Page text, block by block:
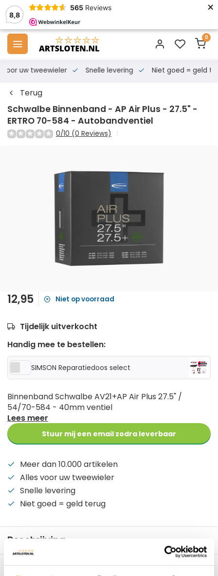
8,8
565 Reviews ×
0
voor uw tweewieler Snelle levering Niet goed = geld
Terug
Schwalbe Binnenband - AP Air Plus - 27.5" -
ERTRO 70-584 - Autobandventiel
0/10 (0 Reviews)
12,95 Niet op voorraad
Tijdelijk uitverkocht
Handig mee te bestellen:
SIMSON Reparatiedoos select
Binnenband Schwalbe AV21+AP Air Plus 27.5" /
54/70-584 - 40mm ventiel
Lees meer
Stuur mij een email zodra leverbaar
Meer dan 10.000 artikelen
Alles voor uw tweewieler
Snelle levering
Niet goed = geld terug
Beschrijving
Reviews 0/10